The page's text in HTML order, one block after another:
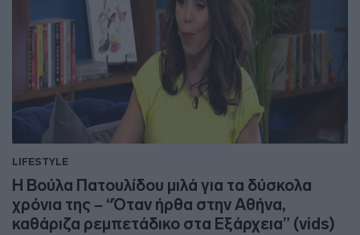
LIFESTYLE
Η Βούλα Πατουλίδου μιλά για τα δύσκολα
χρόνια της – “Όταν ήρθα στην Αθήνα,
καθάριζα ρεμπετάδικο στα Εξάρχεια” (vids)